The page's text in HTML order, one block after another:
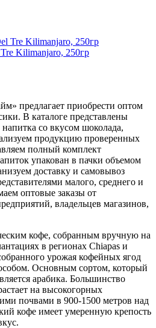
Kilimanjaro, 250гр
предлагает приобрести оптом
В каталоге представлены
со вкусом шоколада,
продукцию проверенных
полный комплект
упакован в пачки объемом
доставку и самовывоз
малого, среднего и
оптовые заказы от
владельцев магазинов,
кофе, собранным вручную на
в регионах Chiapas и
урожая кофейных ягод
Основным сортом, который
арабика. Большинство
на высокогорных
почвами в 900-1500 метров над
кофе имеет умеренную крепость